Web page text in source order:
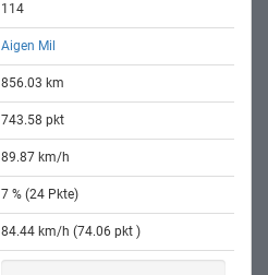
114
Aigen Mil
856.03 km
743.58 pkt
89.87 km/h
7 % (24 Pkte)
84.44 km/h (74.06 pkt )